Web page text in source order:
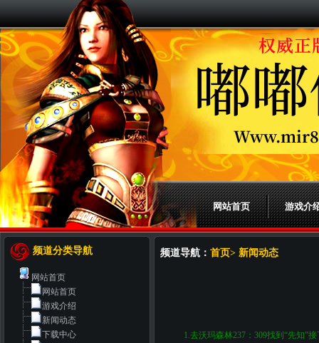
网站首页 游戏介
频道分类导航
网站首页
网站首页
游戏介绍
新闻动态
下载中心
频道导航： 首页> 新闻动态
1.去沃玛森林237：309找到“先知”